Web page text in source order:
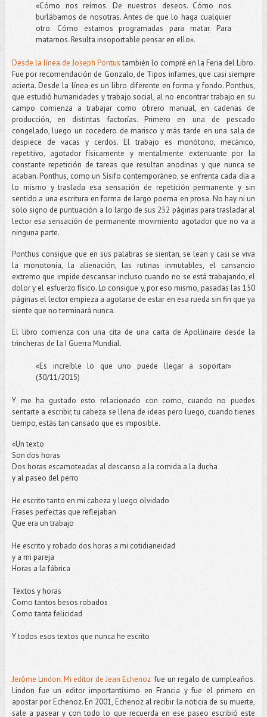
«Cómo nos reímos. De nuestros deseos. Cómo nos
burlábamos de nosotras. Antes de que lo haga cualquier
otro. Cómo estamos programadas para matar. Para
matarnos. Resulta insoportable pensar en ello».
Desde la línea de Joseph Pontustambién lo compré en la Feria del Libro.
Fue por recomendación de Gonzalo, de Tipos infames, que casi siempre
acierta. Desde la línea es un libro diferente en forma y fondo. Ponthus,
que estudió humanidades y trabajo social, al no encontrar trabajo en su
campo comienza a trabajar como obrero manual, en cadenas de
producción, en distintas factorías. Primero en una de pescado
congelado, luego un cocedero de marisco y más tarde en una sala de
despiece de vacas y cerdos. El trabajo es monótono, mecánico,
repetitivo, agotador físicamente y mentalmente extenuante por la
constante repetición de tareas que resultan anodinas y que nunca se
acaban. Ponthus, como un Sísifo contemporáneo, se enfrenta cada día a
lo mismo y traslada esa sensación de repetición permanente y sin
sentido a una escritura en forma de largo poema en prosa. No hay ni un
solo signo de puntuación a lo largo de sus 252 páginas para trasladar al
lector esa sensación de permanente movimiento agotador que no va a
ninguna parte.
Ponthus consigue que en sus palabras se sientan, se lean y casi se viva
la monotonía, la alienación, las rutinas inmutables, el cansancio
extremo que impide descansar incluso cuando no se está trabajando, el
dolor y el esfuerzo físico. Lo consigue y, por eso mismo, pasadas las 150
páginas el lector empieza a agotarse de estar en esa rueda sin fin que ya
siente que no terminará nunca.
El libro comienza con una cita de una carta de Apollinaire desde la
trincheras de la I Guerra Mundial.
«Es increíble lo que uno puede llegar a soportar»
(30/11/2015)
Y me ha gustado esto relacionado con como, cuando no puedes
sentarte a escribir, tu cabeza se llena de ideas pero luego, cuando tienes
tiempo, estás tan cansado que es imposible.
«Un texto
Son dos horas
Dos horas escamoteadas al descanso a la comida a la ducha
y al paseo del perro
He escrito tanto en mi cabeza y luego olvidado
Frases perfectas que reflejaban
Que era un trabajo
He escrito y robado dos horas a mi cotidianeidad
y a mi pareja
Horas a la fábrica
Textos y horas
Como tantos besos robados
Como tanta felicidad
Y todos esos textos que nunca he escrito
Jerôme Lindon. Mi editor de Jean Echenoz fue un regalo de cumpleaños.
Lindon fue un editor importantísimo en Francia y fue el primero en
apostar por Echenoz. En 2001, Echenoz al recibir la noticia de su muerte,
sale a pasear y con todo lo que recuerda en ese paseo escribió este